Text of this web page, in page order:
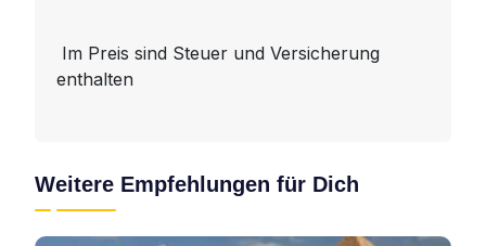
Im Preis sind Steuer und Versicherung
enthalten
Weitere Empfehlungen für Dich